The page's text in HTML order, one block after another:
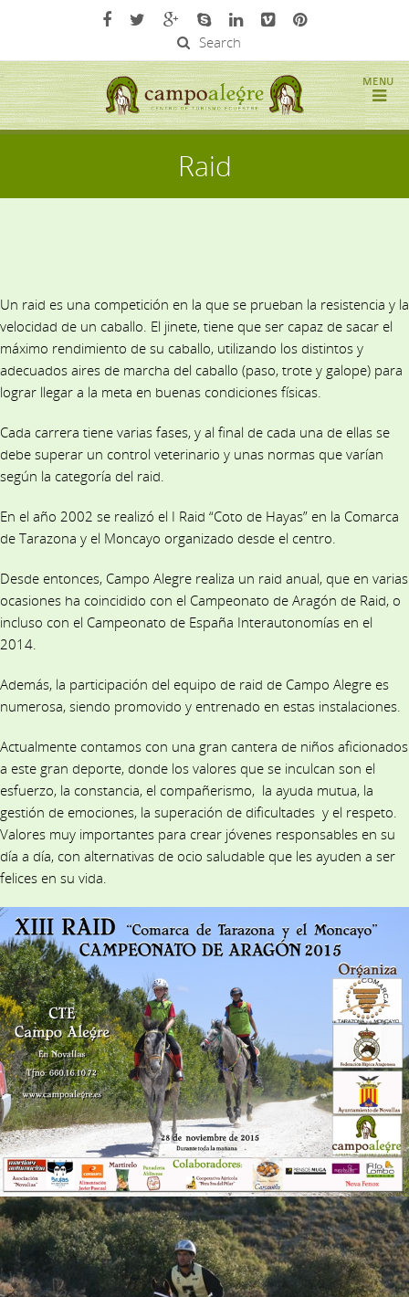
Search
Raid
Un raid es una competición en la que se prueban la resistencia y la
velocidad de un caballo. El jinete, tiene que ser capaz de sacar el
máximo rendimiento de su caballo, utilizando los distintos y
adecuados aires de marcha del caballo (paso, trote y galope) para
lograr llegar a la meta en buenas condiciones físicas.
Cada carrera tiene varias fases, y al final de cada una de ellas se
debe superar un control veterinario y unas normas que varían
según la categoría del raid.
En el año 2002 se realizó el I Raid “Coto de Hayas” en la Comarca
de Tarazona y el Moncayo organizado desde el centro.
Desde entonces, Campo Alegre realiza un raid anual, que en varias
ocasiones ha coincidido con el Campeonato de Aragón de Raid, o
incluso con el Campeonato de España Interautonomías en el
2014.
Además, la participación del equipo de raid de Campo Alegre es
numerosa, siendo promovido y entrenado en estas instalaciones.
Actualmente contamos con una gran cantera de niños aficionados
a este gran deporte, donde los valores que se inculcan son el
esfuerzo, la constancia, el compañerismo, la ayuda mutua, la
gestión de emociones, la superación de dificultades y el respeto.
Valores muy importantes para crear jóvenes responsables en su
día a día, con alternativas de ocio saludable que les ayuden a ser
felices en su vida.